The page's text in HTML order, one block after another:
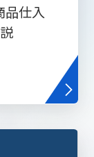
品仕入